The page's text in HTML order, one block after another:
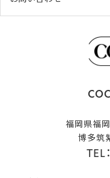
福岡県福
博多筑
TEL